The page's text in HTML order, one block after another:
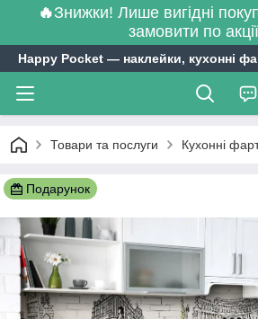
🔥Знижки! Лише вигідні
замовити по акції
Happy Pocket ― наклейки, кухонні
Товари та послуги Кухонні
Подарунок